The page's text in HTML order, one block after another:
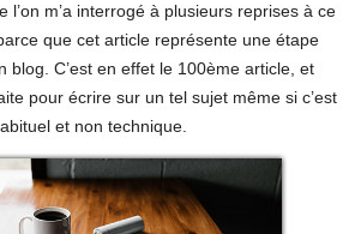
l’on m’a interrogé à plusieurs reprises à ce
que cet article représente une étape
blog. C’est en effet le 100ème article, et
pour écrire sur un tel sujet même si c’est
et non technique.